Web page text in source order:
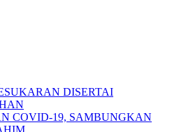
DISERTAI
COVID-19, SAMBUNGKAN